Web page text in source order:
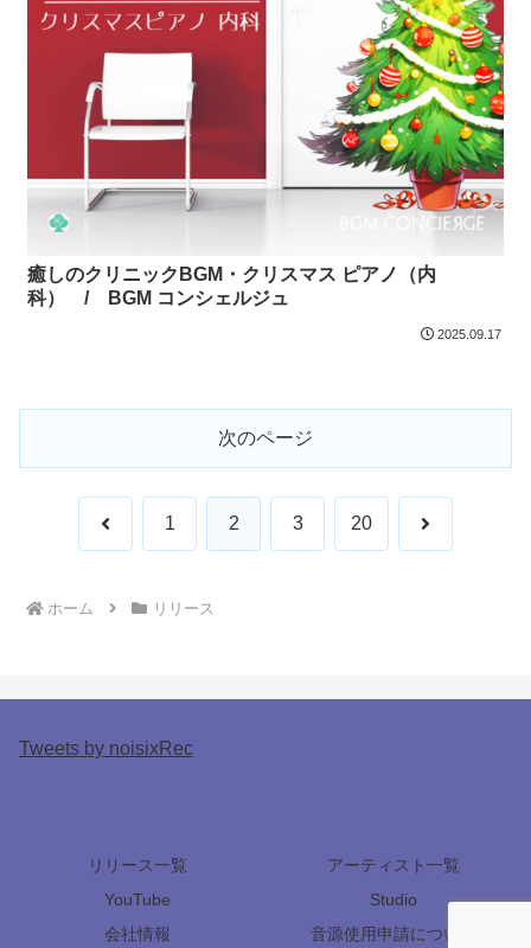
癒しのクリニックBGM・クリスマス ピアノ（内
科） / BGM コンシェルジュ
2025.09.17
次のページ
前 1 2 3 20 次
ホーム リリース
Tweets by noisixRec
リリース一覧
アーティスト一覧
YouTube
Studio
会社情報
音源使用申請について